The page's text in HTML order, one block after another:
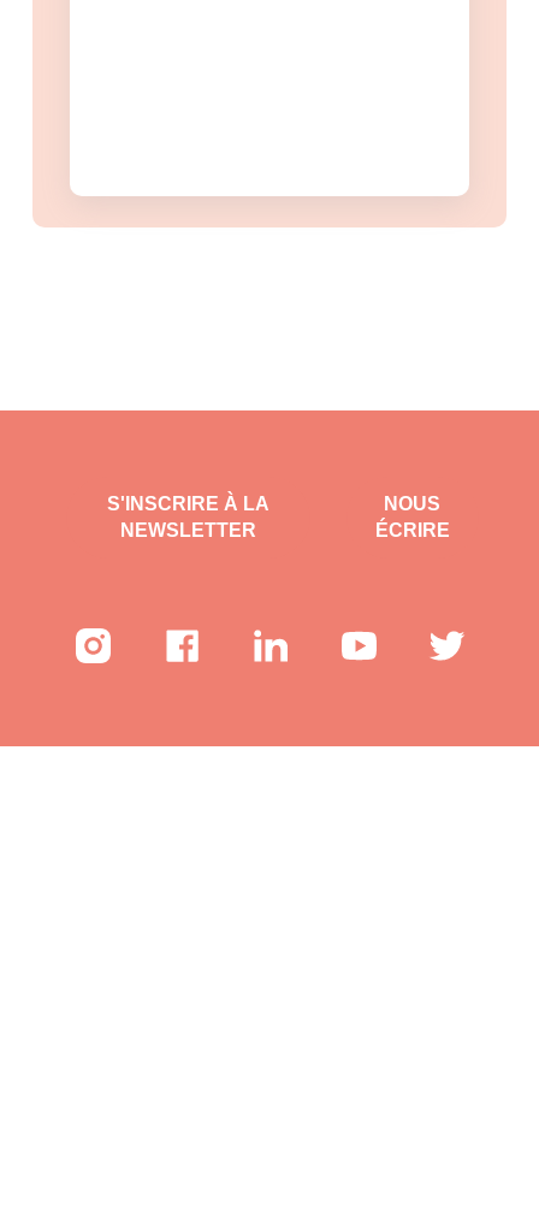
S'INSCRIRE À LA
NEWSLETTER
NOUS
ÉCRIRE